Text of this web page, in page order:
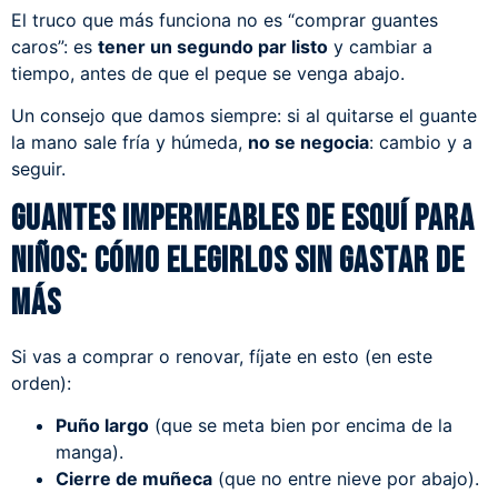
El truco que más funciona no es “comprar guantes
caros”: es tener un segundo par listo y cambiar a
tiempo, antes de que el peque se venga abajo.
Un consejo que damos siempre: si al quitarse el guante
la mano sale fría y húmeda, no se negocia: cambio y a
seguir.
Guantes impermeables de esquí para
niños: cómo elegirlos sin gastar de
más
Si vas a comprar o renovar, fíjate en esto (en este
orden):
Puño largo (que se meta bien por encima de la
manga).
Cierre de muñeca (que no entre nieve por abajo).